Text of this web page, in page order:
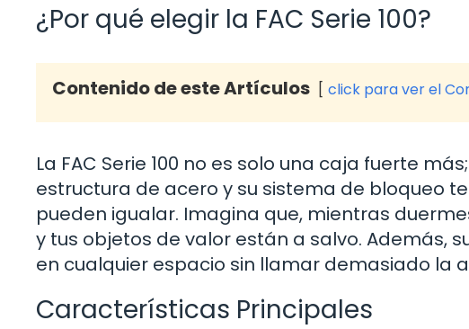
¿Por qué elegir la FAC Serie 100?
Contenido de este Artículos click para ver el
La FAC Serie 100 no es solo una caja fuerte
estructura de acero y su sistema de bloqueo
pueden igualar. Imagina que, mientras
y tus objetos de valor están a salvo. Además,
en cualquier espacio sin llamar demasiado la
Características Principales